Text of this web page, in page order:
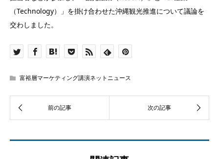
（Technology）」を掛け合わせた沖縄観光推進について議論を
交わしました。
富裕層マーケティング講演ネットニュース